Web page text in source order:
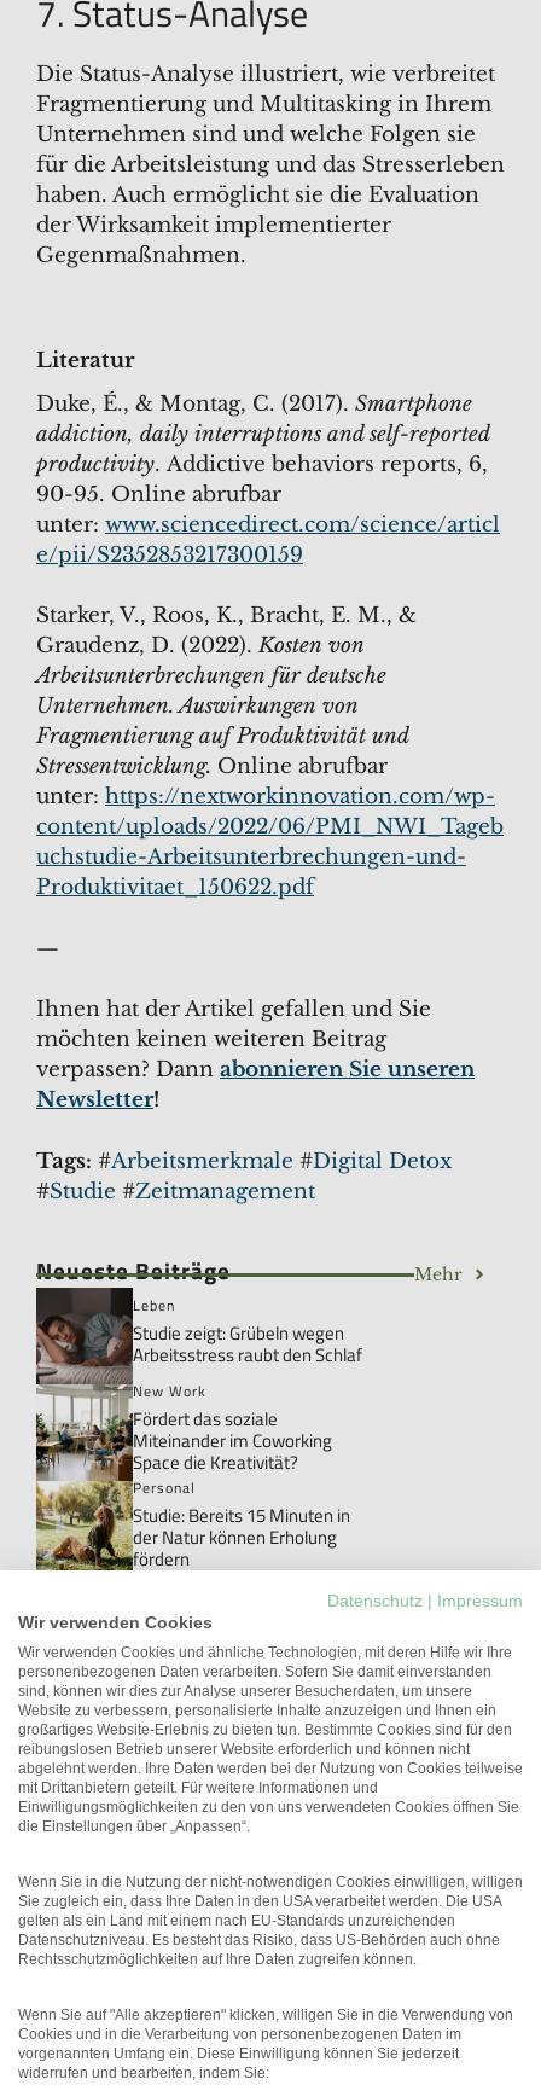
7. Status-Analyse
Die Status-Analyse illustriert, wie verbreitet
Fragmentierung und Multitasking in Ihrem
Unternehmen sind und welche Folgen sie
für die Arbeitsleistung und das Stresserleben
haben. Auch ermöglicht sie die Evaluation
der Wirksamkeit implementierter
Gegenmaßnahmen.
Literatur
Duke, É., & Montag, C. (2017). Smartphone
addiction, daily interruptions and self-reported
productivity. Addictive behaviors reports, 6,
90-95. Online abrufbar
unter: www.sciencedirect.com/science/articl
e/pii/S2352853217300159
Starker, V., Roos, K., Bracht, E. M., &
Graudenz, D. (2022).Kosten von
Arbeitsunterbrechungen für deutsche
Unternehmen. Auswirkungen von
Fragmentierung auf Produktivität und
Stressentwicklung. Online abrufbar
unter: https://nextworkinnovation.com/wp-
content/uploads/2022/06/PMI_NWI_Tageb
uchstudie-Arbeitsunterbrechungen-und-
Produktivitaet_150622.pdf
—
Ihnen hat der Artikel gefallen und Sie
möchten keinen weiteren Beitrag
verpassen? Dann abonnieren Sie unseren
Newsletter!
Tags: #Arbeitsmerkmale #Digital Detox
#Studie #Zeitmanagement
Neueste Beiträge Mehr
Leben
Studie zeigt: Grübeln wegen
Arbeitsstress raubt den Schlaf
New Work
Fördert das soziale
Miteinander im Coworking
Space die Kreativität?
Personal
Studie: Bereits 15 Minuten in
der Natur können Erholung
fördern
Danke!: Das Wort, das im Job
meistens ungesagt bleibt
New Work
Studie: Workations können die
Arbeitgeberattraktivität
erhöhen
Führung
Unterschätztes Potenzial:
Führungskräfte mit
Einschränkungen
Menü
Datenschutz
Impressum
Wir verwenden Cookies
Wir verwenden Cookies und ähnliche Technologien, mit deren Hilfe wir Ihre
personenbezogenen Daten verarbeiten. Sofern Sie damit einverstanden
sind, können wir dies zur Analyse unserer Besucherdaten, um unsere
Website zu verbessern, personalisierte Inhalte anzuzeigen und Ihnen ein
großartiges Website-Erlebnis zu bieten tun. Bestimmte Cookies sind für den
reibungslosen Betrieb unserer Website erforderlich und können nicht
abgelehnt werden. Ihre Daten werden bei der Nutzung von Cookies teilweise
mit Drittanbietern geteilt. Für weitere Informationen und
Einwilligungsmöglichkeiten zu den von uns verwendeten Cookies öffnen Sie
die Einstellungen über „Anpassen“.
Wenn Sie in die Nutzung der nicht-notwendigen Cookies einwilligen, willigen
Sie zugleich ein, dass Ihre Daten in den USA verarbeitet werden. Die USA
gelten als ein Land mit einem nach EU-Standards unzureichenden
Datenschutzniveau. Es besteht das Risiko, dass US-Behörden auch ohne
Rechtsschutzmöglichkeiten auf Ihre Daten zugreifen können.
Wenn Sie auf "Alle akzeptieren" klicken, willigen Sie in die Verwendung von
Cookies und in die Verarbeitung von personenbezogenen Daten im
vorgenannten Umfang ein. Diese Einwilligung können Sie jederzeit
widerrufen und bearbeiten, indem Sie: